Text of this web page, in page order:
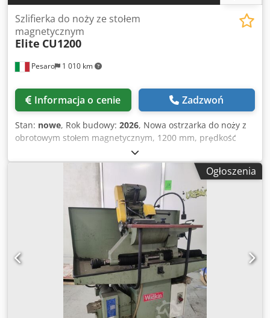
Pesaro 1 010 km
Szlifierka do noży ze stołem
magnetycznym
Elite CU1200
Informacja o cenie Zadzwoń
Stan: nowe, Rok budowy: 2026, Nowa ostrzarka do noży z
obrotowym stołem magnetycznym, 1200 mm, prędkość
sanek płynnie regulowana, automatyczny dosuw tarczy
szlifierskiej, sterowanie PLC, kolorowy ekran dotykowy,
instalacja chłodząca. Dkjdpfx Adswamkvs Rsr
Ogłoszenia